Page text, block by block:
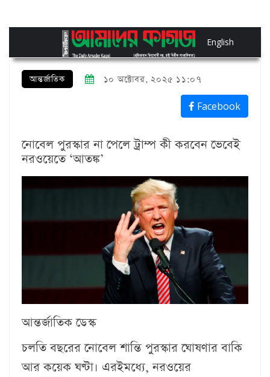
English
আন্তর্জাতিক ১০ অক্টোবর, ২০২৫ ১১:০৭
Facebook
নোবেল পুরস্কার না পেলে ট্রাম্প কী করবেন ভেবেই
নরওয়েতে ‘আতঙ্ক’
আন্তর্জাতিক ডেস্ক
চলতি বছরের নোবেল শান্তি পুরস্কার ঘোষণার বাকি
আর কয়েক ঘণ্টা। এরইমধ্যে, নরওয়ের